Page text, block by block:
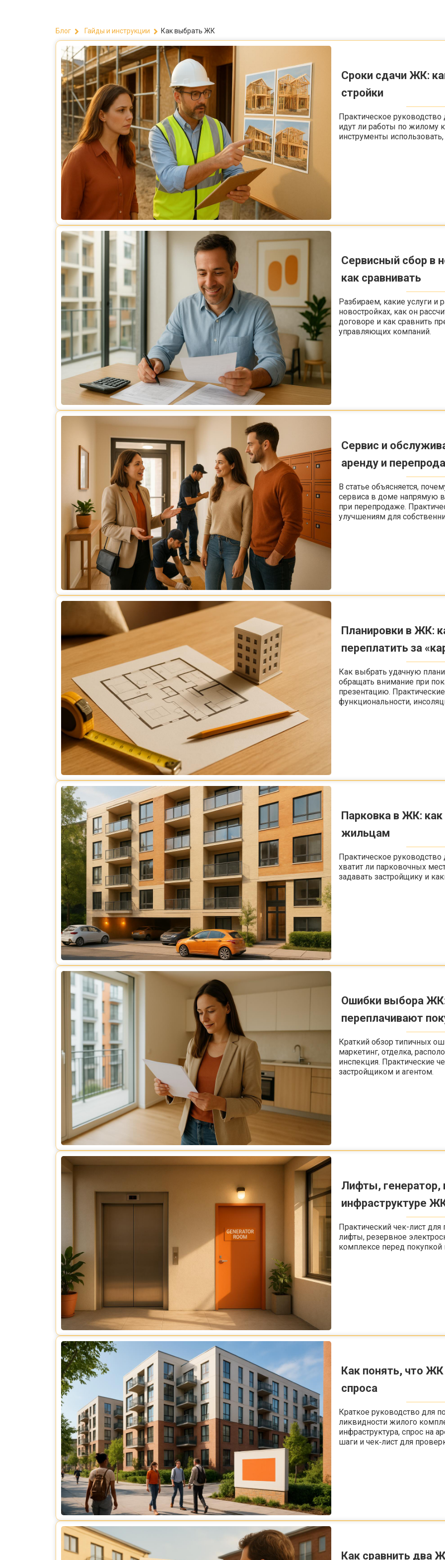
Блог Гайды и инструкции Как выбрать ЖК
Сроки сдачи ЖК:
стройки
Практическое руководство
идут ли работы по жилому
инструменты
Сервисный сбор в
как сравнивать
Разбираем, какие услуги
новостройках, как он
договоре и как сравнить
управляющих компаний.
Сервис и
аренду и
В статье объясняется,
сервиса в доме напрямую
при перепродаже.
улучшениям для
Планировки в ЖК:
переплатить за
Как выбрать удачную
обращать внимание при
презентацию.
функциональности,
Парковка в ЖК: как
жильцам
Практическое
хватит ли парковочных
задавать застройщику и
Ошибки выбора
переплачивают
Краткий обзор типичных
маркетинг, отделка,
инспекция. Практические
застройщиком и агентом.
Лифты, генератор,
инфраструктуре
Практический чек-лист для
лифты, резервное
комплексе перед покупкой
Как понять, что
спроса
Краткое руководство для
ликвидности жилого
инфраструктура, спрос на
шаги и чек‑лист для
Как сравнить два